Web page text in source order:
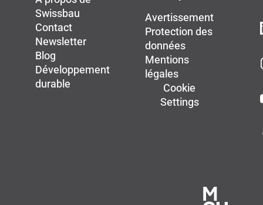
Swissbau
Contact
Newsletter
Blog
Développement
durable
Avertissement
Protection des
données
Mentions
légales
Cookie
Settings